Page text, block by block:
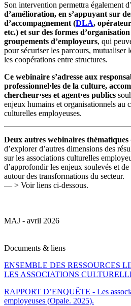
Son intervention permettra également
d’amélioration, en s’appuyant sur
d’accompagnement (DLA,
etc.) et sur des formes
groupements d’employeurs, qui
pour sécuriser les parcours, mutualiser
les coopérations entre structures.
Ce webinaire s’adresse aux
professionnel·les de la culture,
chercheur·ses et agent·es publics
enjeux humains et organisationnels au
culturelles employeuses.
Deux autres webinaires thématiques
d’explorer d’autres dimensions des
sur les associations culturelles
d’approfondir les enjeux soulevés et
autour des transformations du secteur.
— > Voir liens ci-dessous.
MAJ - avril 2026
Documents & liens
ENSEMBLE DES RESSOURCES
LES ASSOCIATIONS
RAPPORT D’ENQUÊTE - Les
employeuses (Opale. 2025).